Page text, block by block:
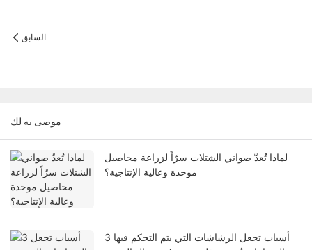
السابق
موصى به لك
لماذا تُعدّ صواني الشتلات سرّاً لزراعة محاصيل
موحدة وعالية الإنتاجية؟
3 أسباب تجعل الرشاشات التي يتم التحكم فيها